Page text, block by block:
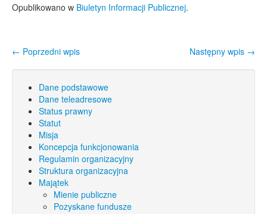
Opublikowano w Biuletyn Informacji Publicznej.
Nawigacja wpisu
Następny wpis →
← Poprzedni wpis
Dane podstawowe
Dane teleadresowe
Status prawny
Statut
Misja
Koncepcja funkcjonowania
Regulamin organizacyjny
Struktura organizacyjna
Majątek
Mienie publiczne
Pozyskane fundusze